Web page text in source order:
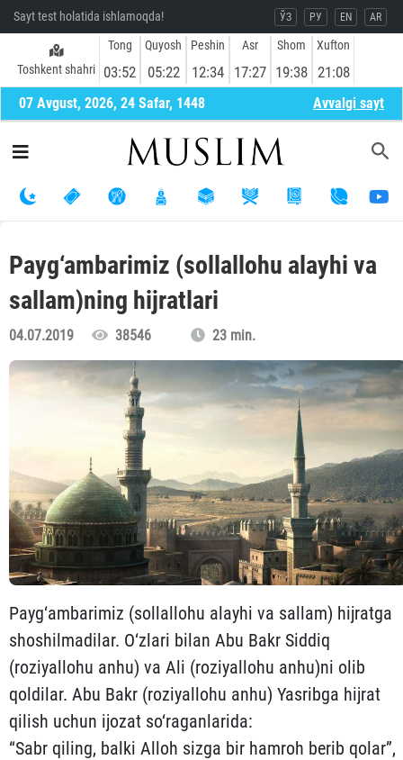
Sayt test holatida ishlamoqda! ЎЗ РУ EN AR
Toshkent shahri
Tong
03:52
Quyosh
05:22
Peshin
12:34
Asr
17:27
Shom
19:38
Xufton
21:08
07 Avgust, 2026, 24 Safar, 1448 Avvalgi sayt
Payg‘ambarimiz (sollallohu alayhi va
sallam)ning hijratlari
04.07.2019 38546 23 min.
Payg‘ambarimiz (sollallohu alayhi va sallam) hijratga
sho­shilmadilar. O‘zlari bilan Abu Bakr Siddiq
(roziyallohu an­hu) va Ali (roziyallohu anhu)ni olib
qoldilar. Abu Bakr (roziyal­lo­hu an­hu) Yasribga hijrat
qilish uchun ijozat so‘raganlarida:
“Sabr qiling, balki Alloh sizga bir hamroh berib qolar”,